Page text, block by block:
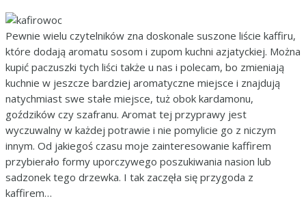
Pewnie wielu czytelników zna doskonale suszone liście kaffiru,
które dodają aromatu sosom i zupom kuchni azjatyckiej. Można
kupić paczuszki tych liści także u nas i polecam, bo zmieniają
kuchnie w jeszcze bardziej aromatyczne miejsce i znajdują
natychmiast swe stałe miejsce, tuż obok kardamonu,
goździków czy szafranu. Aromat tej przyprawy jest
wyczuwalny w każdej potrawie i nie pomylicie go z niczym
innym. Od jakiegoś czasu moje zainteresowanie kaffirem
przybierało formy uporczywego poszukiwania nasion lub
sadzonek tego drzewka. I tak zaczęła się przygoda z
kaffirem…